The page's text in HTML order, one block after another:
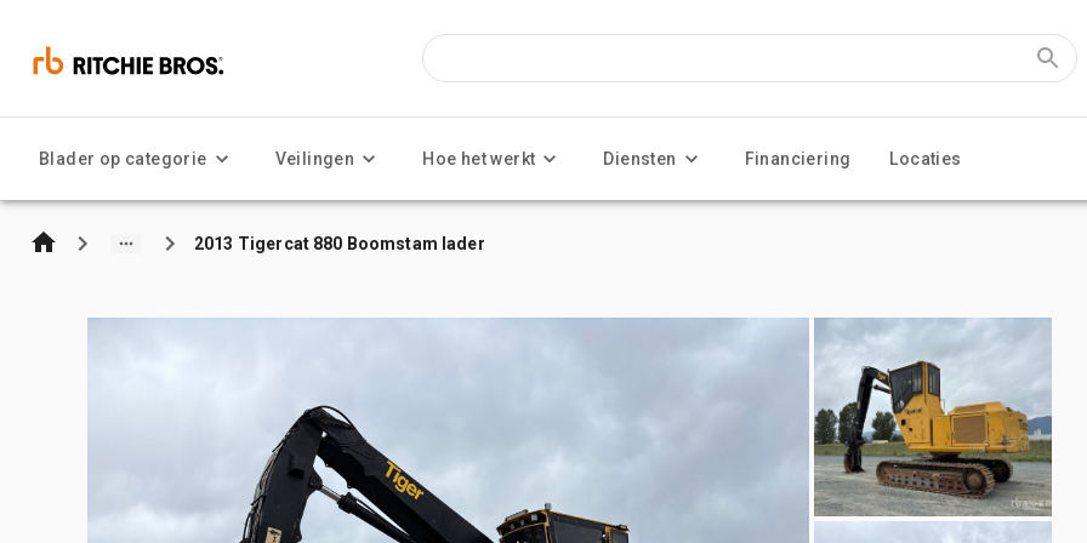
Blader op categorie Veilingen Hoe het werkt Diensten Financiering Locaties
2013 Tigercat 880 Boomstam lader